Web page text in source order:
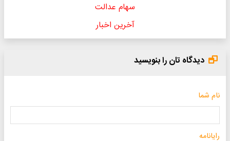
سهام عدالت
آخرین اخبار
دیدگاه تان را بنویسید
نام شما
رایانامه